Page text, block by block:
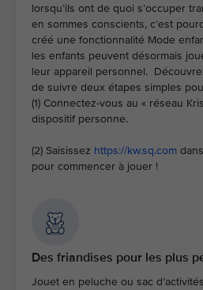
lorsqu’ils ont de quoi s’occuper
en sommes conscients, c’est
créé une fonctionnalité Mode
les enfants peuvent désormais
leur appareil personnel.
de suivre deux étapes simples
(1) Connectez-vous au « réseau
dispositif personne.
(2) Saisissez https://kw.sq.com
pour commencer à jouer !
Des friandises pour les plus
Jouet en peluche ou sac